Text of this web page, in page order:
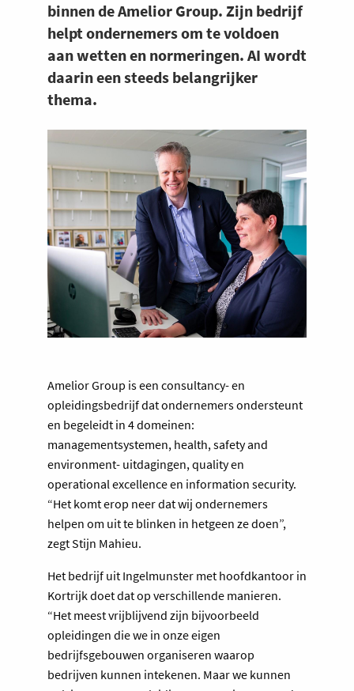
binnen de Amelior Group. Zijn bedrijf
helpt ondernemers om te voldoen
aan wetten en normeringen. AI wordt
daarin een steeds belangrijker
thema.
Amelior Group is een consultancy- en
opleidingsbedrijf dat ondernemers ondersteunt
en begeleidt in 4 domeinen:
managementsystemen, health, safety and
environment- uitdagingen, quality en
operational excellence en information security.
“Het komt erop neer dat wij ondernemers
helpen om uit te blinken in hetgeen ze doen”,
zegt Stijn Mahieu.
Het bedrijf uit Ingelmunster met hoofdkantoor in
Kortrijk doet dat op verschillende manieren.
“Het meest vrijblijvend zijn bijvoorbeeld
opleidingen die we in onze eigen
bedrijfsgebouwen organiseren waarop
bedrijven kunnen intekenen. Maar we kunnen